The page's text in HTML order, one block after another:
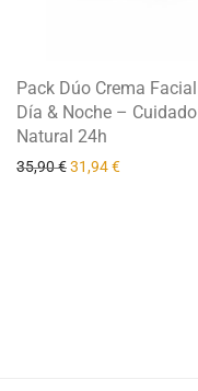
Pack Dúo Crema Facial
Día & Noche – Cuidado
Natural 24h
35,90€31,94€